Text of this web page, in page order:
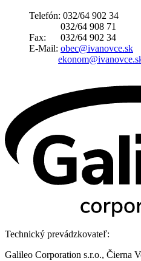
Telefón: 032/64 902 34
032/64 908 71
Fax: 032/64 902 34
E-Mail: obec@ivanovce.sk
Technický prevádzkovateľ:
Galileo Corporation s.r.o., Čierna